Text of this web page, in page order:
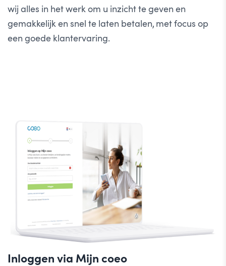
wij alles in het werk om u inzicht te geven en
gemakkelijk en snel te laten betalen, met focus op
een goede klantervaring.
Inloggen via Mijn coeo